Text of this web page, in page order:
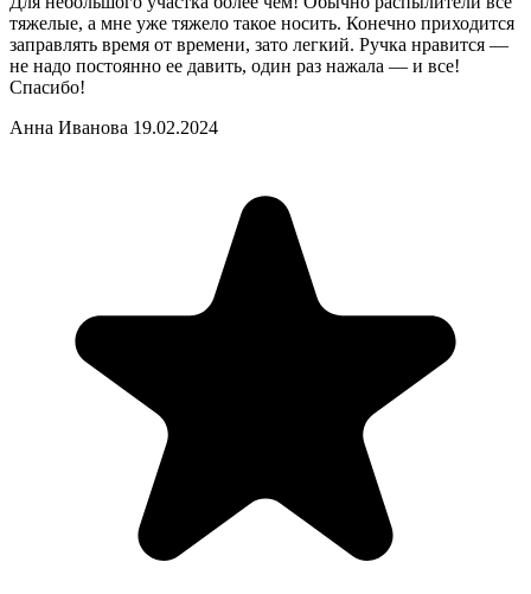
тяжелые, а мне уже тяжело такое носить. Конечно приходится
заправлять время от времени, зато легкий. Ручка нравится —
не надо постоянно ее давить, один раз нажала — и все!
Спасибо!
Анна Иванова 19.02.2024